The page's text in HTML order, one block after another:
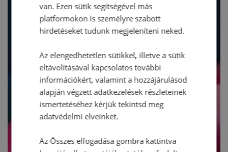
van. Ezen sütik segítségével más
platformokon is személyre szabott
hirdetéseket tudunk megjeleníteni neked.
Az elengedhetetlen sütikkel, illetve a sütik
eltávolításával kapcsolatos további
információkért, valamint a hozzájárulásod
alapján végzett adatkezelések részleteinek
ismertetéséhez kérjük tekintsd meg
adatvédelmi elveinket.
Az Összes elfogadása gombra kattintva